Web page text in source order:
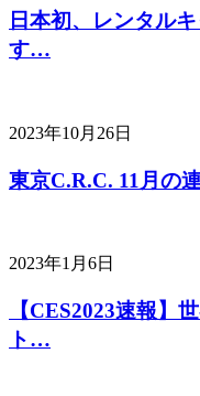
日本初、レンタル
す…
2023年10月26日
東京C.R.C. 11月の
2023年1月6日
【CES2023速報】
ト…